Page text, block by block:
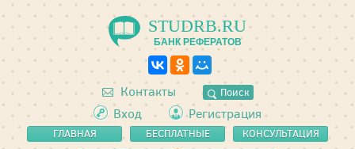
STUDRB.RU
БАНК РЕФЕРАТОВ
Контакты Поиск
Вход Регистрация
ГЛАВНАЯ
БЕСПЛАТНЫЕ
КОНСУЛЬТАЦИЯ